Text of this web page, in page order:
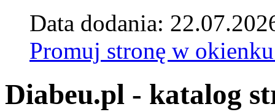
Data dodania:
Promuj stronę w
Diabeu.pl - katalog